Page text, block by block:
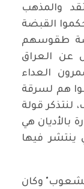
والمذهب
القبضة
طقوسهم
عن العراق
العداء
هم لسرقة
قولة
بالأديان هي
ينتشر فيها
وكان